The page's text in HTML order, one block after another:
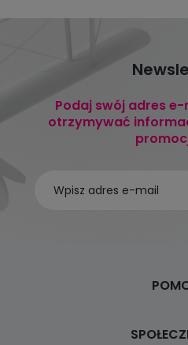
Podaj swój adres e-
otrzymywać